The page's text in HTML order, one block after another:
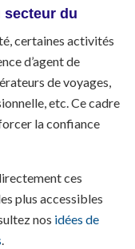
certaines activités
d’agent de
de voyages,
etc. Ce cadre
la confiance
ces
plus accessibles
nos idées de
.